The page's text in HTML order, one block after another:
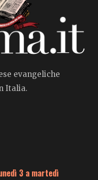
evangeliche
Italia.
3 a martedì